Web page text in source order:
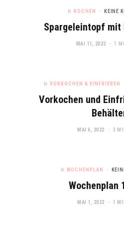
In KOCHEN KEINE
Spargeleintopf mit
MAI 11, 2022 1
In VORKOCHEN & EINFRIEREN
Vorkochen und
MAI 6, 2022 3
In WOCHENPLAN
Wochenplan
MAI 1, 2022 1